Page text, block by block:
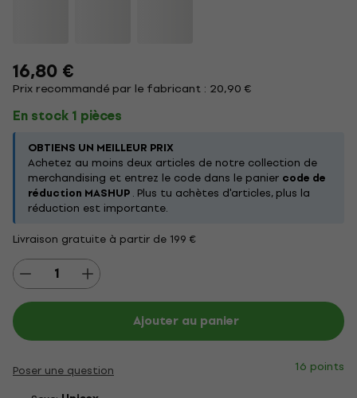
16,80 €
Prix recommandé par le fabricant : 20,90 €
En stock 1 pièces
OBTIENS UN MEILLEUR PRIX
Achetez au moins deux articles de notre collection de
merchandising et entrez le code dans le panier code de
réduction MASHUP. Plus tu achètes d'articles, plus la
réduction est importante.
Livraison gratuite à partir de 199 €
Ajouter au panier
Poser une question
16 points